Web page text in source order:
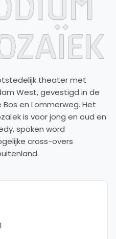
theater met
West, gevestigd in de
en Lommerweg. Het
is voor jong en oud en
spoken word
cross-overs